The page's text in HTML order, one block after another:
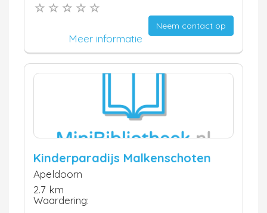
Neem contact op
Meer informatie
Kinderparadijs Malkenschoten
Apeldoorn
2.7 km
Waardering: